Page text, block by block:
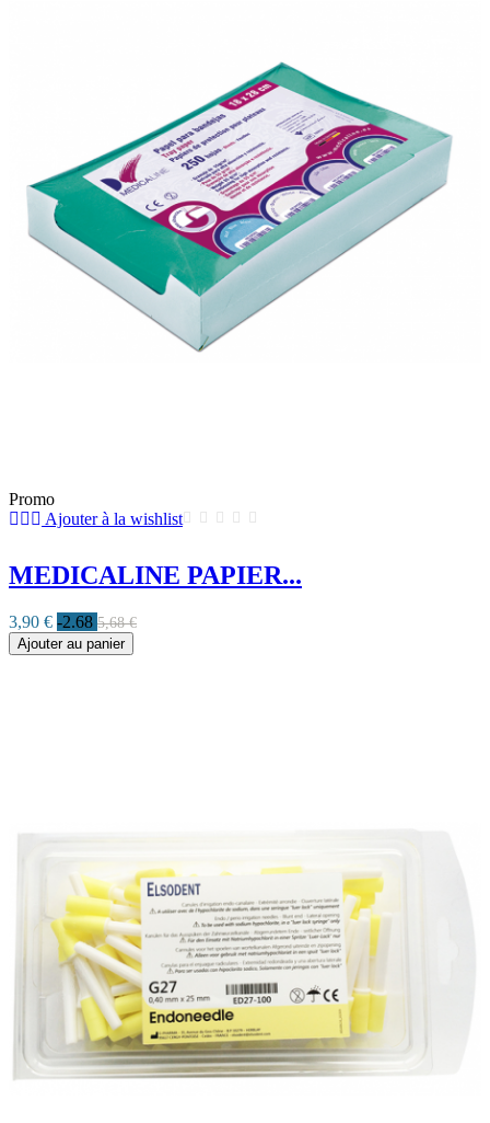
Promo
Ajouter à la wishlist
MEDICALINE PAPIER...
3,90 € -2.68 5,68 €
Ajouter au panier